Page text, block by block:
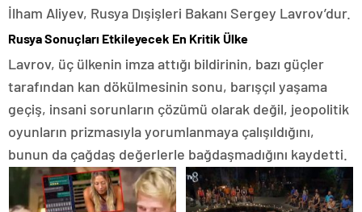
İlham Aliyev, Rusya Dışişleri Bakanı Sergey Lavrov’dur.
Rusya Sonuçları Etkileyecek En Kritik Ülke
Lavrov, üç ülkenin imza attığı bildirinin, bazı güçler
tarafından kan dökülmesinin sonu, barışçıl yaşama
geçiş, insani sorunların çözümü olarak değil, jeopolitik
oyunların prizmasıyla yorumlanmaya çalışıldığını,
bunun da çağdaş değerlerle bağdaşmadığını kaydetti.